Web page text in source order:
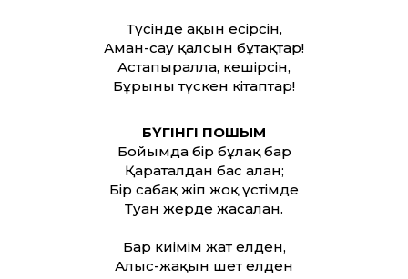
Түсінде ақын есірсін,
Аман-сау қалсын бұтақтар!
Астапыралла, кешірсін,
Бұрынғы түскен кітаптар!
БҮГІНГІ ПОШЫМ
Бойымда бір бұлақ бар
Қараталдан бас алған;
Бір сабақ жіп жоқ үстімде
Туған жерде жасалған.
Бар киімім жат елден,
Алыс-жақын шет елден